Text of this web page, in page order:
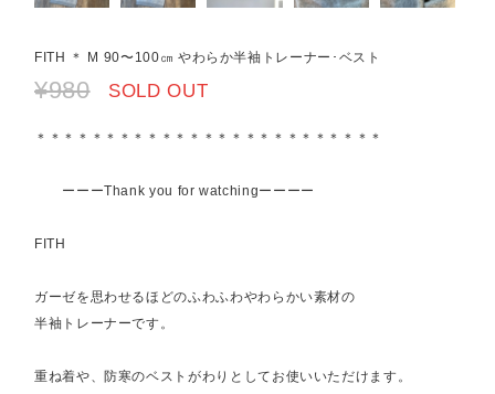
FITH ＊ M 90〜100㎝ やわらか半袖トレーナー･ベスト
¥980 SOLD OUT
＊＊＊＊＊＊＊＊＊＊＊＊＊＊＊＊＊＊＊＊＊＊＊＊＊
ーーーThank you for watchingーーーー
FITH
ガーゼを思わせるほどのふわふわやわらかい素材の
半袖トレーナーです。
重ね着や、防寒のベストがわりとしてお使いいただけます。